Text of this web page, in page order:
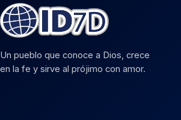
Un pueblo que conoce a Dios, crece
en la fe y sirve al prójimo con amor.